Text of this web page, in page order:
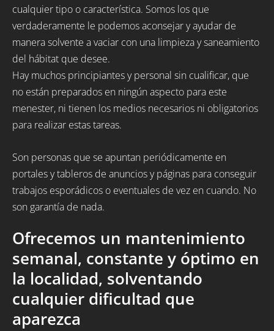
cualquier tipo o característica. Somos los que
verdaderamente le podemos aconsejar y ayudar de
manera solvente a vaciar con una limpieza y saneamiento
del hábitat que desee.
Hay muchos principiantes y personal sin cualificar, que
no están preparados en ningún aspecto para este
menester, ni tienen los medios necesarios ni obligatorios
para realizar estas tareas.
Son personas que se apuntan periódicamente en
portales y tableros de anuncios y páginas para conseguir
trabajos esporádicos o eventuales de vez en cuando. No
son garantía de nada.
Ofrecemos un mantenimiento
semanal, constante y óptimo en
la localidad, solventando
cualquier dificultad que
aparezca